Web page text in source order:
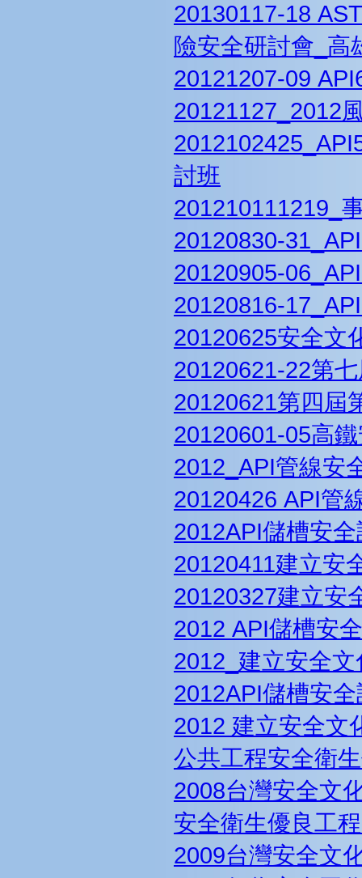
20130117-18
險安全研討會_高
20121207-09
20121127_2012
討班
201210111219_
20120830-
20120905-
20120816-
20120625安全文
20120621-22第
20120621第四屆
20120601-05高
2012_API管線安
20120426 API管
2012API儲槽安
20120411建立安
20120327建立安
2012 API儲槽安
2012_建立安全
2012API儲槽安
2012 建立安全文
公共工程安全衛
2008台灣安全文
安全衛生優良工
2009台灣安全文